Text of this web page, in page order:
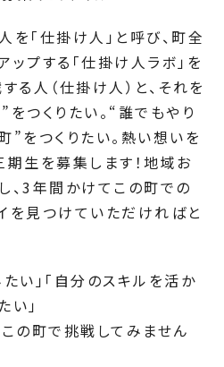
「仕掛け人」と呼び、町全
プする「仕掛け人ラボ」を
る人（仕掛け人）と、それを
つくりたい。“誰でもやり
”をつくりたい。熱い想いを
期生を募集します！地域お
、3年間かけてこの町での
を見つけていただければと
い」「自分のスキルを活か
い」
の町で挑戦してみません